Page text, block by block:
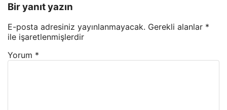
Bir yanıt yazın
E-posta adresiniz yayınlanmayacak. Gerekli alanlar *
ile işaretlenmişlerdir
Yorum *